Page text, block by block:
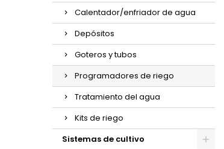
Calentador/enfriador de agua
Depósitos
Goteros y tubos
Programadores de riego
Tratamiento del agua
Kits de riego
Sistemas de cultivo